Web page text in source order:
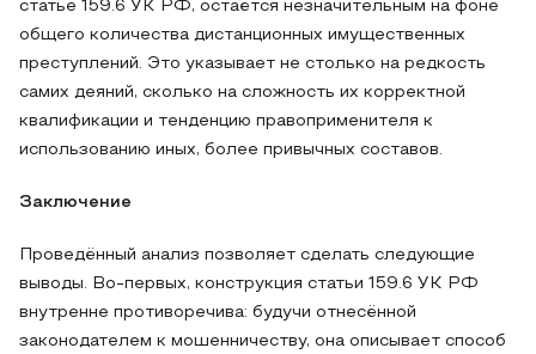
статье 159.6 УК РФ, остаётся незначительным на фоне
общего количества дистанционных имущественных
преступлений. Это указывает не столько на редкость
самих деяний, сколько на сложность их корректной
квалификации и тенденцию правоприменителя к
использованию иных, более привычных составов.
Заключение
Проведённый анализ позволяет сделать следующие
выводы. Во-первых, конструкция статьи 159.6 УК РФ
внутренне противоречива: будучи отнесённой
законодателем к мошенничеству, она описывает способ